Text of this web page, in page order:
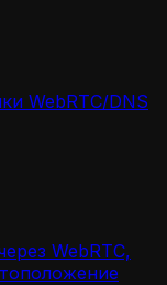
WebRTC/DNS
WebRTC,